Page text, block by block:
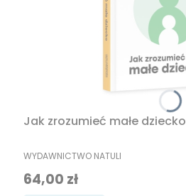
Jak zrozumieć małe dziecko
PRODUCENT
WYDAWNICTWO NATULI
Cena
64,00 zł